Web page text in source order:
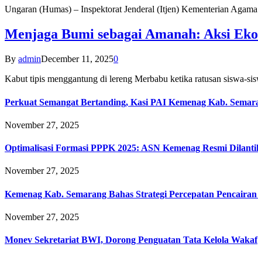
Ungaran (Humas) – Inspektorat Jenderal (Itjen) Kementerian
Menjaga Bumi sebagai Amanah: Aksi
By adminDecember 11, 20250
Kabut tipis menggantung di lereng Merbabu ketika ratusan siswa-
Perkuat Semangat Bertanding, Kasi PAI Kemenag Kab.
November 27, 2025
Optimalisasi Formasi PPPK 2025: ASN Kemenag Resmi
November 27, 2025
Kemenag Kab. Semarang Bahas Strategi Percepatan
November 27, 2025
Monev Sekretariat BWI, Dorong Penguatan Tata Kelola Wakaf